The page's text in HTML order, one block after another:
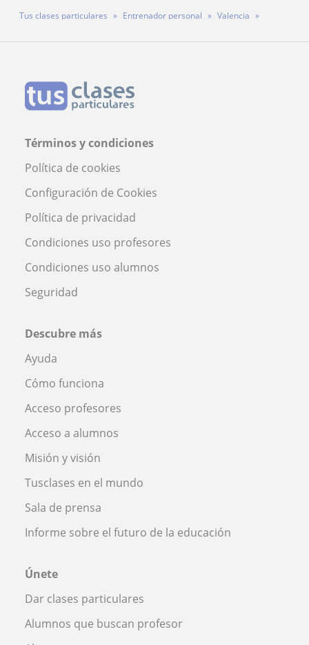
Tus clases particulares Entrenador personal
Valencia
Términos y condiciones
Política de cookies
Configuración de Cookies
Política de privacidad
Condiciones uso profesores
Condiciones uso alumnos
Seguridad
Descubre más
Ayuda
Cómo funciona
Acceso profesores
Acceso a alumnos
Misión y visión
Tusclases en el mundo
Sala de prensa
Informe sobre el futuro de la educación
Únete
Dar clases particulares
Alumnos que buscan profesor